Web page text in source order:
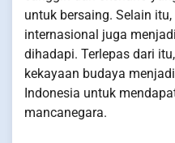
untuk bersaing. Selain
internasional juga
dihadapi. Terlepas dari
kekayaan budaya
Indonesia untuk
mancanegara.